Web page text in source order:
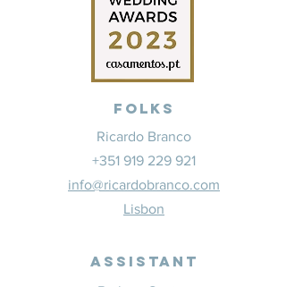
Folks
Ricardo Branco
+351 919 229 921
info@ricardobranco.com
Lisbon
Assistant